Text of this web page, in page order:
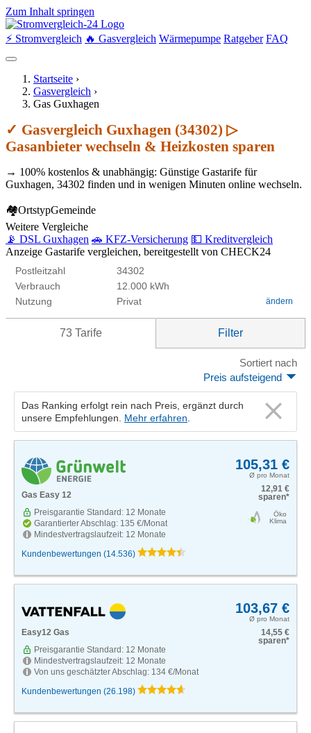
Zum Inhalt springen
⚡ Stromvergleich 🔥 Gasvergleich Wärmepumpe Ratgeber FAQ
Startseite ›
Gasvergleich ›
Gas Guxhagen
✓ Gasvergleich Guxhagen (34302) ▷
Gasanbieter wechseln & Heizkosten sparen
→ 100% kostenlos & unabhängig: Günstige Gastarife für
Guxhagen, 34302 finden und in wenigen Minuten online wechseln.
🏘OrtstypGemeinde
Weitere Vergleiche
📡 DSL Guxhagen 🚗 KFZ-Versicherung 💵 Kreditvergleich
Anzeige Gastarife vergleichen, bereitgestellt von CHECK24